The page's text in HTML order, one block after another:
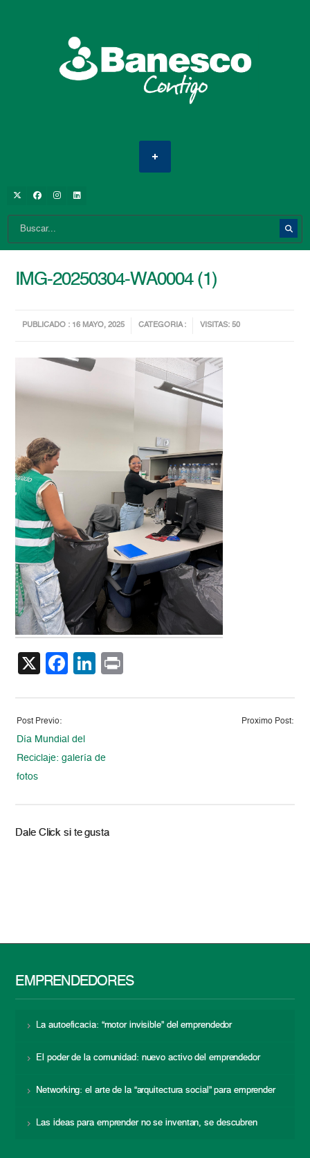
IMG-20250304-WA0004 (1)
PUBLICADO : 16 MAYO, 2025 CATEGORIA : VISITAS: 50
X Facebook
LinkedIn
Post Previo:
Día Mundial del
Reciclaje: galería de
fotos
Proximo Post:
Dale Click si te gusta
EMPRENDEDORES
La autoeficacia: “motor invisible” del emprendedor
El poder de la comunidad: nuevo activo del emprendedor
Networking: el arte de la “arquitectura social” para emprender
Las ideas para emprender no se inventan, se descubren